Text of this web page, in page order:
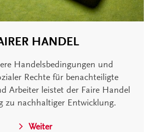
HANDEL
Handelsbedingungen und
Rechte für benachteiligte
Arbeiter leistet der Faire Handel
zu nachhaltiger Entwicklung.
Weiter